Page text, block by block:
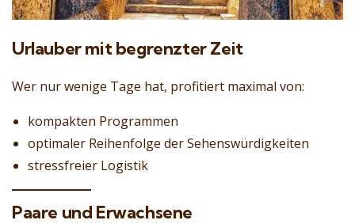
Urlauber mit begrenzter Zeit
Wer nur wenige Tage hat, profitiert maximal von:
kompakten Programmen
optimaler Reihenfolge der Sehenswürdigkeiten
stressfreier Logistik
Paare und Erwachsene